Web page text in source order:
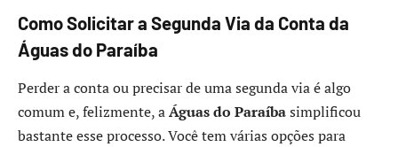
Como Solicitar a Segunda Via da Conta da
Águas do Paraíba
Perder a conta ou precisar de uma segunda via é algo
comum e, felizmente, aÁguas do Paraíbasimplificou
bastante esse processo. Você tem várias opções para